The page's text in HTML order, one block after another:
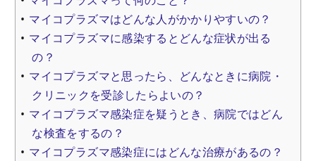
マイコプラズマはどんな人がかかりやすいの？
マイコプラズマに感染するとどんな症状が出る
の？
マイコプラズマと思ったら、どんなときに病院・
クリニックを受診したらよいの？
マイコプラズマ感染症を疑うとき、病院ではどん
な検査をするの？
マイコプラズマ感染症にはどんな治療があるの？